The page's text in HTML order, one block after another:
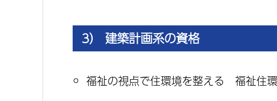
3） 建築計画系の資格
福祉の視点で住環境を整える 福祉住